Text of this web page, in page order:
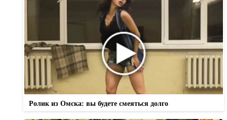
Ролик из Омска: вы будете смеяться долго